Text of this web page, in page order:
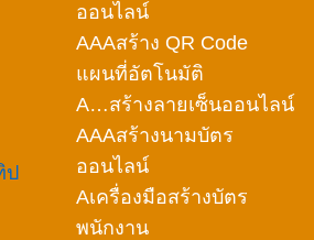
ออนไลน์
AAAสร้าง QR Code
แผนที่อัตโนมัติ
A…สร้างลายเซ็นออนไลน์
AAAสร้างนามบัตร
ออนไลน์
Aเครื่องมือสร้างบัตร
พนักงาน